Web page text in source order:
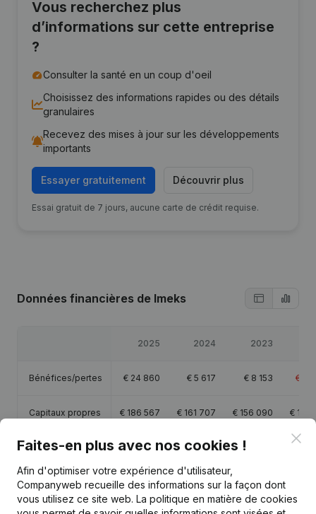
Vous recherchez plus
d’informations sur cette entreprise
?
Consulter la santé en un coup d'oeil
Choisissez des informations rapides ou des détails
granulaires
Recevez des mises à jour sur les développements
importants
Essayer gratuitement Découvrir plus
Essai gratuit de 7 jours, aucune carte de crédit requise.
Données financières de Imeks
2025 2024 2023
Bénéfices/pertes € 24 860 € 5 617 € 8 153 €
Capitaux propres € 186 567 € 161 707 € 156 090 € 147
Marge brute €51 780 €40 736 €
Faites-en plus avec nos cookies !
Afin d'optimiser votre expérience d'utilisateur,
Companyweb recueille des informations sur la façon dont
vous utilisez ce site web. La politique en matière de cookies